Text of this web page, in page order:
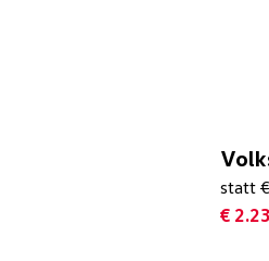
statt
€